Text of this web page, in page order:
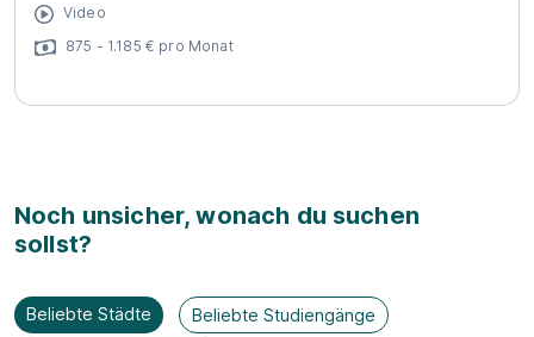
Video
875 - 1.185 € pro Monat
Noch unsicher, wonach du suchen
sollst?
Beliebte Städte Beliebte Studiengänge